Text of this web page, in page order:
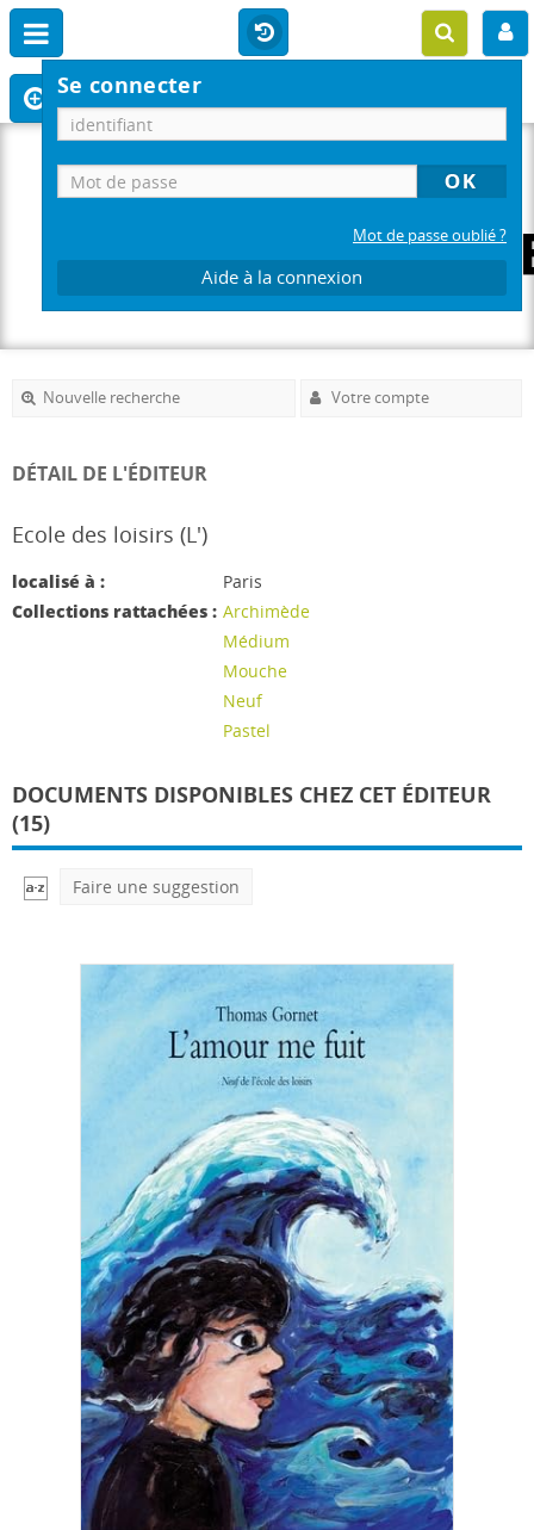
Se connecter
Mot de passe oublié ?
Aide à la connexion
Nouvelle recherche Votre compte
DÉTAIL DE L'ÉDITEUR
Ecole des loisirs (L')
localisé à :
Paris
Collections rattachées : Archimède
Médium
Mouche
Neuf
Pastel
DOCUMENTS DISPONIBLES CHEZ CET ÉDITEUR
(15)
Faire une suggestion